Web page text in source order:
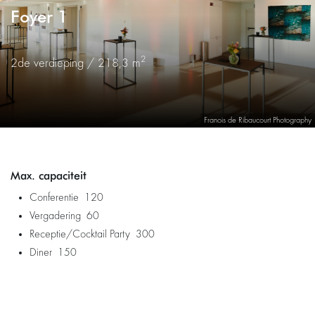
Franois de Ribaucourt Photography
Foyer 1
2de verdieping / 218,3 m2
Max. capaciteit
Conferentie 120
Vergadering 60
Receptie/Cocktail Party 300
Diner 150
Inzoomen